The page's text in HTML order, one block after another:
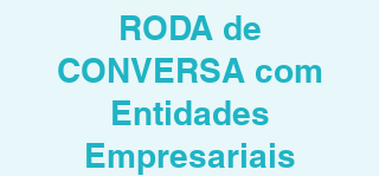
RODA de
CONVERSA com
Entidades
Empresariais